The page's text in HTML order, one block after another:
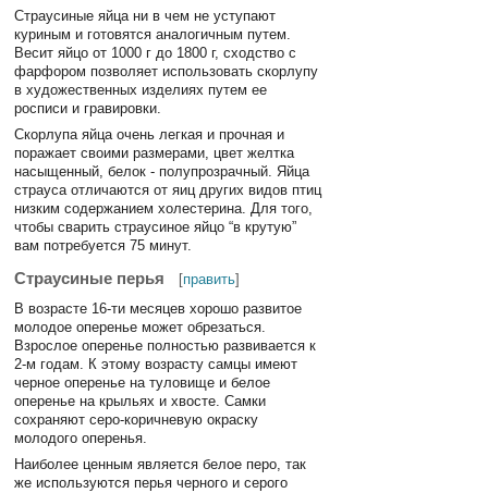
Страусиные яйца ни в чем не уступают
куриным и готовятся аналогичным путем.
Весит яйцо от 1000 г до 1800 г, сходство с
фарфором позволяет использовать скорлупу
в художественных изделиях путем ее
росписи и гравировки.
Скорлупа яйца очень легкая и прочная и
поражает своими размерами, цвет желтка
насыщенный, белок - полупрозрачный. Яйца
страуса отличаются от яиц других видов птиц
низким содержанием холестерина. Для того,
чтобы сварить страусиное яйцо “в крутую”
вам потребуется 75 минут.
Страусиные перья [править]
В возрасте 16-ти месяцев хорошо развитое
молодое оперенье может обрезаться.
Взрослое оперенье полностью развивается к
2-м годам. К этому возрасту самцы имеют
черное оперенье на туловище и белое
оперенье на крыльях и хвосте. Самки
сохраняют серо-коричневую окраску
молодого оперенья.
Наиболее ценным является белое перо, так
же используются перья черного и серого